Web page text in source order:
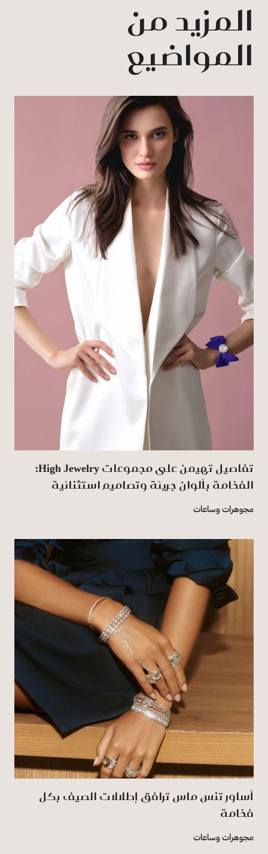
المزيد من
المواضيع
تفاصيل تهيمن على مجموعات High Jewelry:
الفخامة بألوان جريئة وتصاميم استثنائية
مجوهرات وساعات
أساور تنس ماس ترافق إطلالات الصيف بكل
فخامة
مجوهرات وساعات